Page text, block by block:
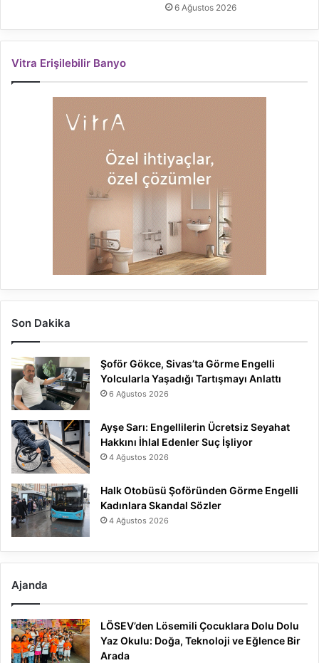
6 Ağustos 2026
Vitra Erişilebilir Banyo
Son Dakika
Şoför Gökce, Sivas’ta Görme Engelli
Yolcularla Yaşadığı Tartışmayı Anlattı
6 Ağustos 2026
Ayşe Sarı: Engellilerin Ücretsiz Seyahat
Hakkını İhlal Edenler Suç İşliyor
4 Ağustos 2026
Halk Otobüsü Şoföründen Görme Engelli
Kadınlara Skandal Sözler
4 Ağustos 2026
Ajanda
LÖSEV’den Lösemili Çocuklara Dolu Dolu
Yaz Okulu: Doğa, Teknoloji ve Eğlence Bir
Arada